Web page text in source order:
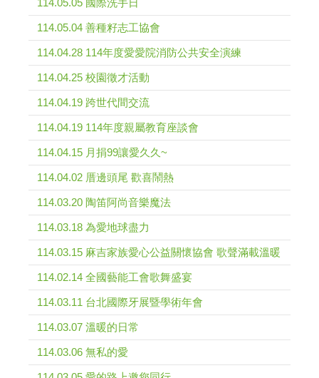
114.05.05 國際洗手日
114.05.04 善種籽志工協會
114.04.28 114年度愛愛院消防公共安全演練
114.04.25 校園徵才活動
114.04.19 跨世代間交流
114.04.19 114年度親屬教育座談會
114.04.15 月捐99讓愛久久~
114.04.02 厝邊頭尾 歡喜鬧熱
114.03.20 陶笛阿尚音樂魔法
114.03.18 為愛地球盡力
114.03.15 麻吉家族愛心公益關懷協會 歌聲滿載溫暖
114.02.14 全國藝能工會歌舞盛宴
114.03.11 台北國際牙展暨學術年會
114.03.07 溫暖的日常
114.03.06 無私的愛